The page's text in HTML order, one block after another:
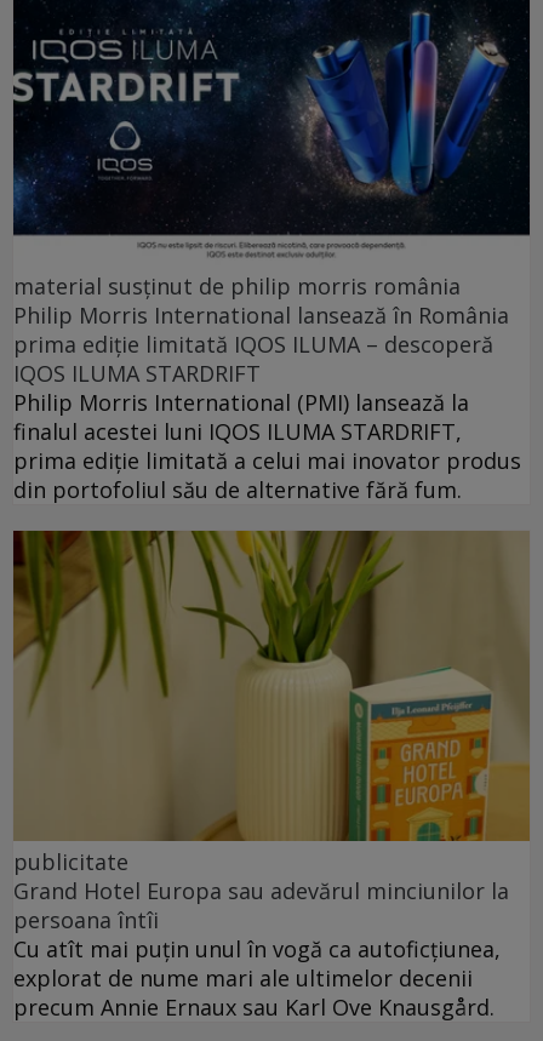
material susținut de philip morris românia
Philip Morris International lansează în România
prima ediție limitată IQOS ILUMA – descoperă
IQOS ILUMA STARDRIFT
Philip Morris International (PMI) lansează la
finalul acestei luni IQOS ILUMA STARDRIFT,
prima ediție limitată a celui mai inovator produs
din portofoliul său de alternative fără fum.
publicitate
Grand Hotel Europa sau adevărul minciunilor la
persoana întîi
Cu atît mai puțin unul în vogă ca autoficțiunea,
explorat de nume mari ale ultimelor decenii
precum Annie Ernaux sau Karl Ove Knausgård.